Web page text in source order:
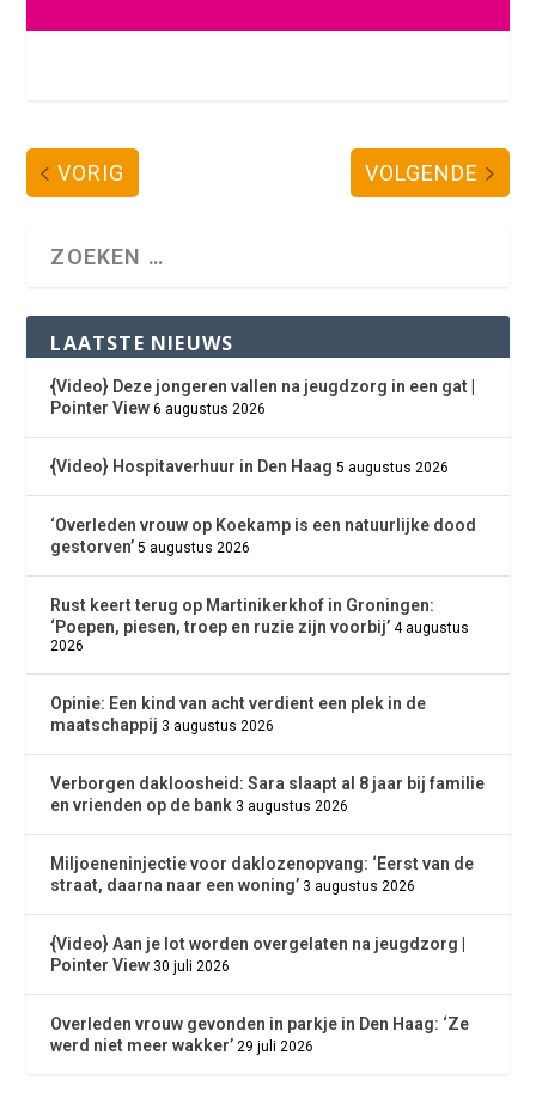
VORIG VOLGENDE
LAATSTE NIEUWS
{Video} Deze jongeren vallen na jeugdzorg in een gat |
Pointer View 6 augustus 2026
{Video} Hospitaverhuur in Den Haag 5 augustus 2026
‘Overleden vrouw op Koekamp is een natuurlijke dood
gestorven’ 5 augustus 2026
Rust keert terug op Martinikerkhof in Groningen:
‘Poepen, piesen, troep en ruzie zijn voorbij’ 4 augustus
2026
Opinie: Een kind van acht verdient een plek in de
maatschappij 3 augustus 2026
Verborgen dakloosheid: Sara slaapt al 8 jaar bij familie
en vrienden op de bank 3 augustus 2026
Miljoeneninjectie voor daklozenopvang: ‘Eerst van de
straat, daarna naar een woning’ 3 augustus 2026
{Video} Aan je lot worden overgelaten na jeugdzorg |
Pointer View 30 juli 2026
Overleden vrouw gevonden in parkje in Den Haag: ‘Ze
werd niet meer wakker’ 29 juli 2026